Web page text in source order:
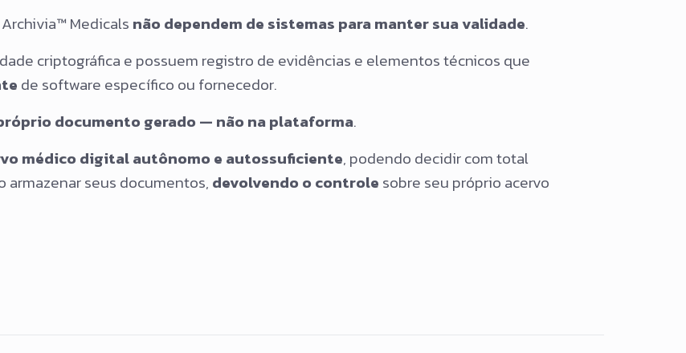
Medicals não dependem de sistemas para manter sua validade.
criptográfica e possuem registro de evidências e elementos técnicos que
de software específico ou fornecedor.
documento gerado — não na plataforma.
médico digital autônomo e autossuficiente, podendo decidir com total
seus documentos, devolvendo o controle sobre seu próprio acervo